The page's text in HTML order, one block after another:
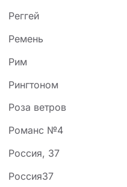
Реггей
Ремень
Рим
Рингтоном
Роза ветров
Романс №4
Россия, 37
Россия37